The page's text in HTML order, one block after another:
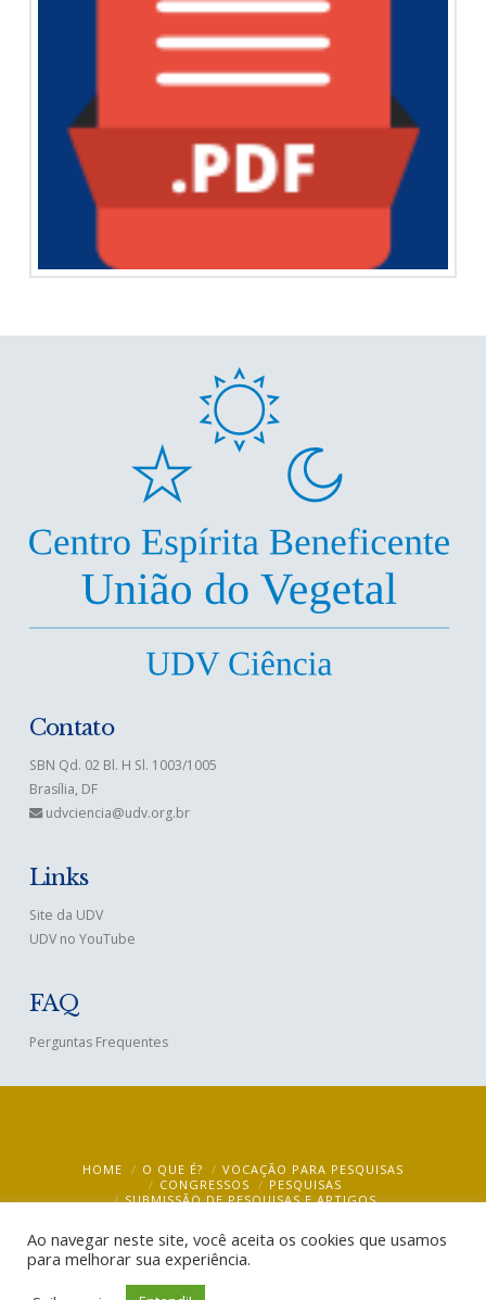
Contato
SBN Qd. 02 Bl. H Sl. 1003/1005
Brasília, DF
udvciencia@udv.org.br
Links
Site da UDV
UDV no YouTube
FAQ
Perguntas Frequentes
HOME O QUE É?
VOCAÇÃO PARA PESQUISAS
CONGRESSOS
PESQUISAS
SUBMISSÃO DE PESQUISAS E ARTIGOS
UDV Ciência @ 2019
Ao navegar neste site, você aceita os cookies que usamos
para melhorar sua experiência.